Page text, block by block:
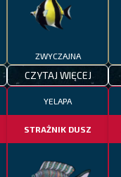
ZWYCZAJNA
CZYTAJ WIĘCEJ
YELAPA
STRAŻNIK DUSZ